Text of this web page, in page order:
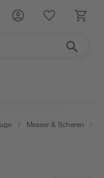
/ Messer & Scheren /